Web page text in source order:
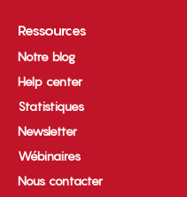
Ressources
Notre blog
Help center
Statistiques
Newsletter
Wébinaires
Nous contacter